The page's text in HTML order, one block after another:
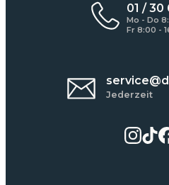
01 / 30
Mo - Do
Fr 8:00 -
Jederzeit